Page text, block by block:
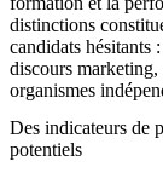
distinctions
candidats hésitants
discours marketing,
organismes
Des indicateurs de
potentiels